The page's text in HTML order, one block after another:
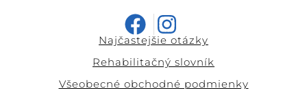
Najčastejšie otázky
Rehabilitačný slovník
Všeobecné obchodné podmienky